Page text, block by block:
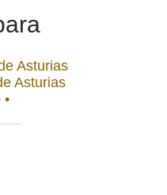
Asturias
Asturias
•